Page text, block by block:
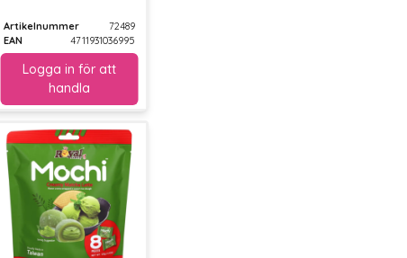
Artikelnummer
72489
EAN
4711931036995